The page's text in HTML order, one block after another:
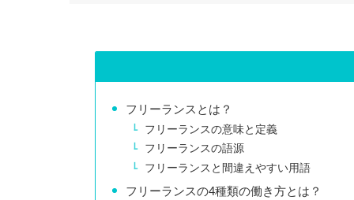
フリーランスとは？
フリーランスの意味と定義
フリーランスの語源
フリーランスと間違えやすい用語
フリーランスの4種類の働き方とは？